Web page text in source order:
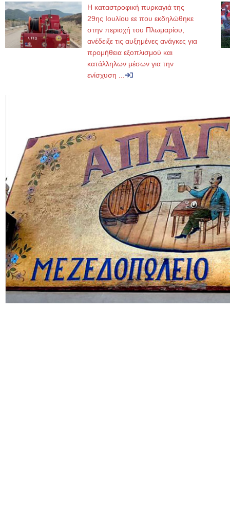
Η καταστροφική πυρκαγιά της
29ης Ιουλίου εε που εκδηλώθηκε
στην περιοχή του Πλωμαρίου,
ανέδειξε τις αυξημένες ανάγκες για
προμήθεια εξοπλισμού και
κατάλληλων μέσων για την
ενίσχυση ...